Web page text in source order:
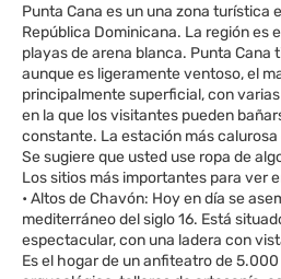
Punta Cana es un una zona turística
República Dominicana. La región es
playas de arena blanca. Punta Cana
aunque es ligeramente ventoso, el
principalmente superficial, con
en la que los visitantes pueden
constante. La estación más
Se sugiere que usted use ropa de
Los sitios más importantes para ver
• Altos de Chavón: Hoy en día se
mediterráneo del siglo 16. Está
espectacular, con una ladera con
Es el hogar de un anfiteatro de